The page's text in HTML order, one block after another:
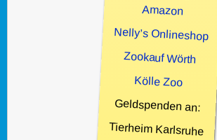
Amazon
Nelly’s Onlineshop
Zookauf Wörth
Kölle Zoo
Geldspenden an:
Tierheim Karlsruhe